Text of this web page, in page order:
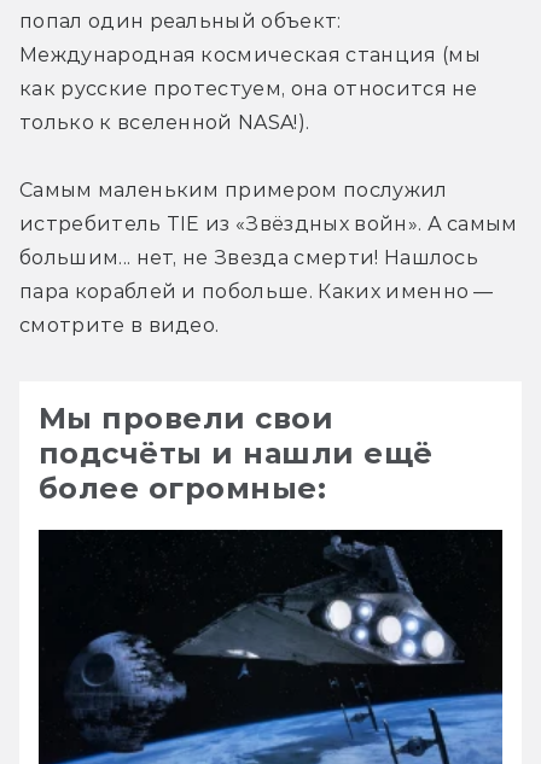
попал один реальный объект:
Международная космическая станция (мы
как русские протестуем, она относится не
только к вселенной NASA!).
Самым маленьким примером послужил
истребитель TIE из «Звёздных войн». А самым
большим... нет, не Звезда смерти! Нашлось
пара кораблей и побольше. Каких именно —
смотрите в видео.
Мы провели свои
подсчёты и нашли ещё
более огромные: